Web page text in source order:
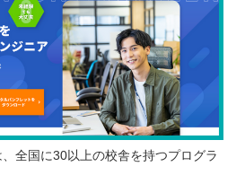
全国に30以上の校舎を持つプログラ